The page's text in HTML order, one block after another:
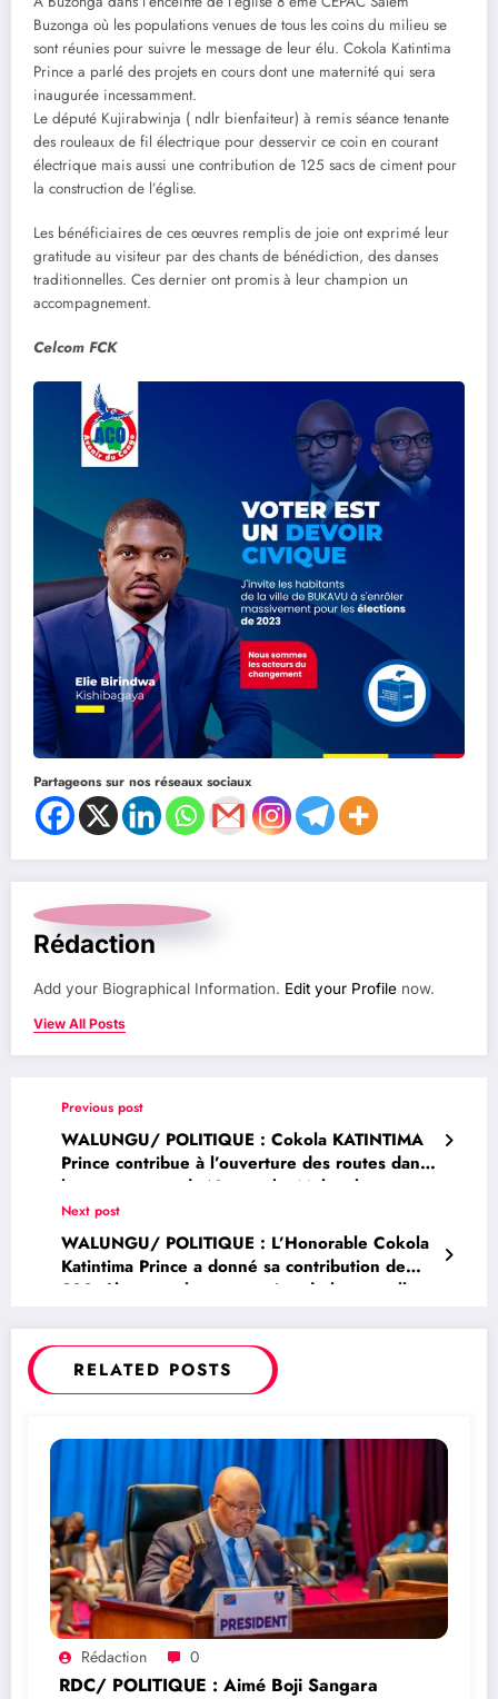
Buzonga où les populations venues de tous les coins du milieu se
sont réunies pour suivre le message de leur élu. Cokola Katintima
Prince a parlé des projets en cours dont une maternité qui sera
inaugurée incessamment.
Le député Kujirabwinja ( ndlr bienfaiteur) à remis séance tenante
des rouleaux de fil électrique pour desservir ce coin en courant
électrique mais aussi une contribution de 125 sacs de ciment pour
la construction de l’église.
Les bénéficiaires de ces œuvres remplis de joie ont exprimé leur
gratitude au visiteur par des chants de bénédiction, des danses
traditionnelles. Ces dernier ont promis à leur champion un
accompagnement.
Celcom FCK
Partageons sur nos réseaux sociaux
Rédaction
Add your Biographical Information. Edit your Profile now.
View All Posts
Previous post
WALUNGU/ POLITIQUE : Cokola KATINTIMA
Prince contribue à l’ouverture des routes dans
le groupement de Ntagereka,Muhumba et
Bulumbwa
Next post
WALUNGU/ POLITIQUE : L’Honorable Cokola
Katintima Prince a donné sa contribution de
300 tôles pour la construction de la nouvelle
RELATED POSTS
Rédaction 0
RDC/ POLITIQUE : Aimé Boji Sangara